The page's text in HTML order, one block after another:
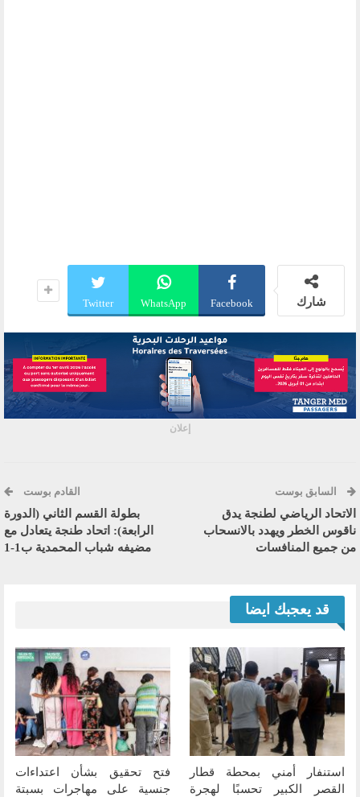
شارك Facebook
WhatsApp
Twitter
إعلان
السابق بوست
الاتحاد الرياضي لطنجة يدق
ناقوس الخطر ويهدد بالانسحاب
من جميع المنافسات
القادم بوست
بطولة القسم الثاني (الدورة
الرابعة): اتحاد طنجة يتعادل مع
مضيفه شباب المحمدية ب1-1
قد يعجبك ايضا
استنفار أمني بمحطة قطار
القصر الكبير تحسبًا لهجرة
فتح تحقيق بشأن اعتداءات
جنسية على مهاجرات بسبتة